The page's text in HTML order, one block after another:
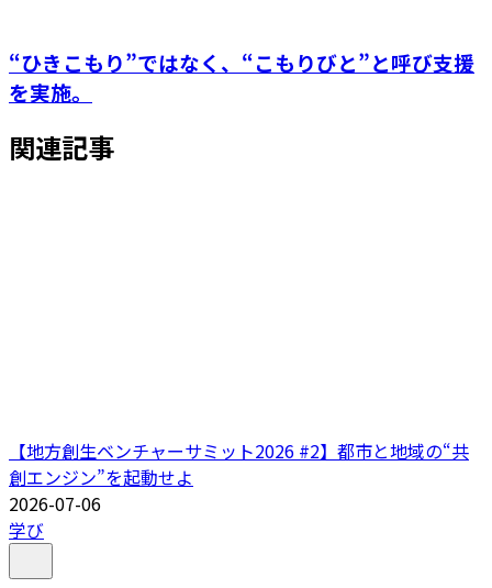
“ひきこもり”ではなく、“こもりびと”と呼び支援
を実施。
関連記事
【地方創生ベンチャーサミット2026 #2】都市と地域の“共
創エンジン”を起動せよ
2026-07-06
学び